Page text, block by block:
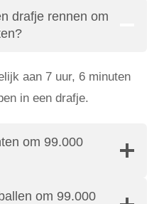
drafje rennen om
aan 7 uur, 6 minuten
in een drafje.
om 99.000
om 99.000